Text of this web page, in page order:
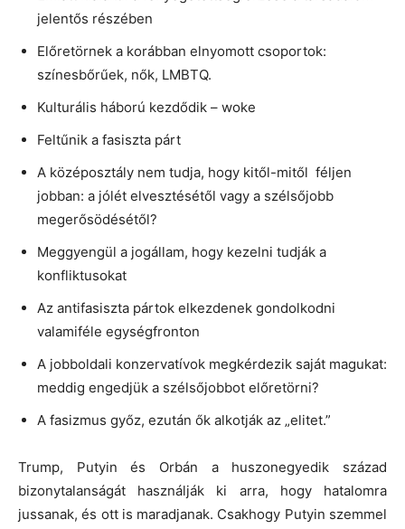
jelentős részében
Előretörnek a korábban elnyomott csoportok:
színesbőrűek, nők, LMBTQ.
Kulturális háború kezdődik – woke
Feltűnik a fasiszta párt
A középosztály nem tudja, hogy kitől-mitől féljen
jobban: a jólét elvesztésétől vagy a szélsőjobb
megerősödésétől?
Meggyengül a jogállam, hogy kezelni tudják a
konfliktusokat
Az antifasiszta pártok elkezdenek gondolkodni
valamiféle egységfronton
A jobboldali konzervatívok megkérdezik saját magukat:
meddig engedjük a szélsőjobbot előretörni?
A fasizmus győz, ezután ők alkotják az „elitet.”
Trump, Putyin és Orbán a huszonegyedik század
bizonytalanságát használják ki arra, hogy hatalomra
jussanak, és ott is maradjanak. Csakhogy Putyin szemmel